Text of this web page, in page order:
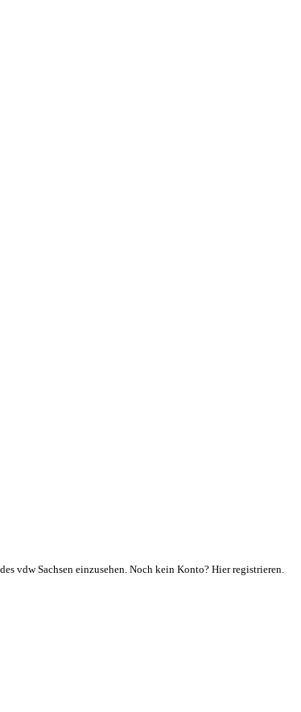
vdw Sachsen einzusehen. Noch kein Konto? Hier registrieren.